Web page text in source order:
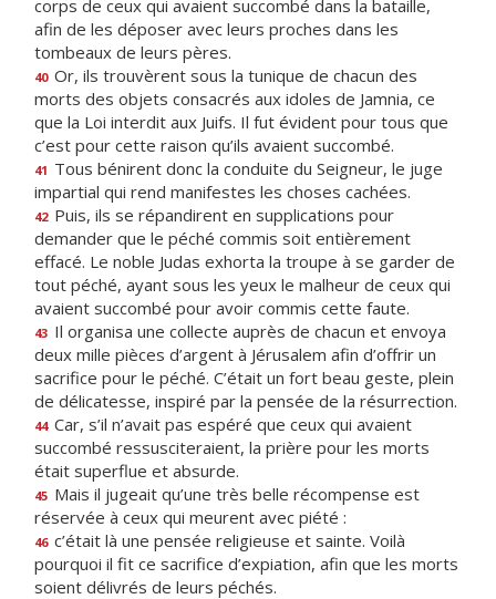
corps de ceux qui avaient succombé dans la bataille,
afin de les déposer avec leurs proches dans les
tombeaux de leurs pères.
40 Or, ils trouvèrent sous la tunique de chacun des
morts des objets consacrés aux idoles de Jamnia, ce
que la Loi interdit aux Juifs. Il fut évident pour tous que
c’est pour cette raison qu’ils avaient succombé.
41 Tous bénirent donc la conduite du Seigneur, le juge
impartial qui rend manifestes les choses cachées.
42 Puis, ils se répandirent en supplications pour
demander que le péché commis soit entièrement
effacé. Le noble Judas exhorta la troupe à se garder de
tout péché, ayant sous les yeux le malheur de ceux qui
avaient succombé pour avoir commis cette faute.
43 Il organisa une collecte auprès de chacun et envoya
deux mille pièces d’argent à Jérusalem afin d’offrir un
sacrifice pour le péché. C’était un fort beau geste, plein
de délicatesse, inspiré par la pensée de la résurrection.
44 Car, s’il n’avait pas espéré que ceux qui avaient
succombé ressusciteraient, la prière pour les morts
était superflue et absurde.
45 Mais il jugeait qu’une très belle récompense est
réservée à ceux qui meurent avec piété :
46 c’était là une pensée religieuse et sainte. Voilà
pourquoi il fit ce sacrifice d’expiation, afin que les morts
soient délivrés de leurs péchés.